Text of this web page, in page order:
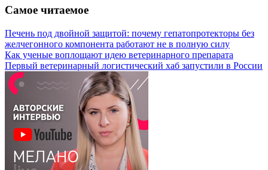
Самое читаемое
Печень под двойной защитой: почему гепатопротекторы без
желчегонного компонента работают не в полную силу
Как ученые воплощают идею ветеринарного препарата
Первый ветеринарный логистический хаб запустили в России